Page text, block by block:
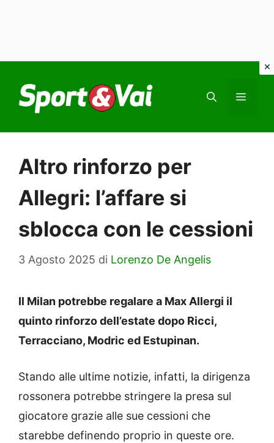
contenuto
Altro rinforzo per
Allegri: l’affare si
sblocca con le cessioni
3 Agosto 2025 di Lorenzo De Angelis
Il Milan potrebbe regalare a Max Allergi il
quinto rinforzo dell’estate dopo Ricci,
Terracciano, Modric ed Estupinan.
Stando alle ultime notizie, infatti, la dirigenza
rossonera potrebbe stringere la presa sul
giocatore grazie alle sue cessioni che
starebbe definendo proprio in queste ore.